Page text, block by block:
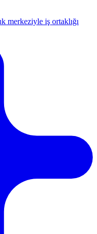
merkeziyle iş ortaklığı